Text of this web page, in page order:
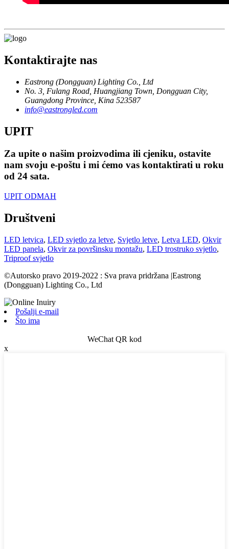
Kontaktirajte nas
Eastrong (Dongguan) Lighting Co., Ltd
No. 3, Fulang Road, Huangjiang Town, Dongguan City,
Guangdong Province, Kina 523587
info@eastrongled.com
UPIT
Za upite o našim proizvodima ili cjeniku, ostavite
nam svoju e-poštu i mi ćemo vas kontaktirati u roku
od 24 sata.
UPIT ODMAH
Društveni
LED letvica, LED svjetlo za letve, Svjetlo letve, Letva LED, Okvir
LED panela, Okvir za površinsku montažu, LED trostruko svjetlo,
Triproof svjetlo
©Autorsko pravo 2019-2022 : Sva prava pridržana |Eastrong
(Dongguan) Lighting Co., Ltd
Pošalji e-mail
Što ima
WeChat QR kod
x